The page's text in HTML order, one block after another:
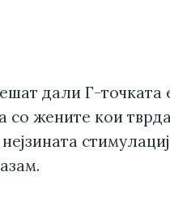
дали Г-точката
со жените кои